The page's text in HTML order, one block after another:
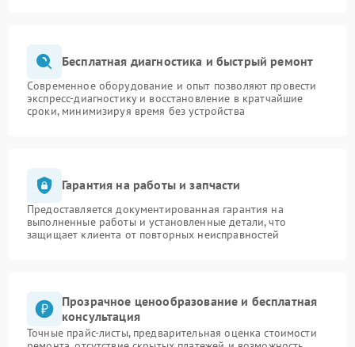
Бесплатная диагностика и быстрый ремонт
Современное оборудование и опыт позволяют провести
экспресс-диагностику и восстановление в кратчайшие
сроки, минимизируя время без устройства
Гарантия на работы и запчасти
Предоставляется документированная гарантия на
выполненные работы и установленные детали, что
защищает клиента от повторных неисправностей
Прозрачное ценообразование и бесплатная
консультация
Точные прайс-листы, предварительная оценка стоимости